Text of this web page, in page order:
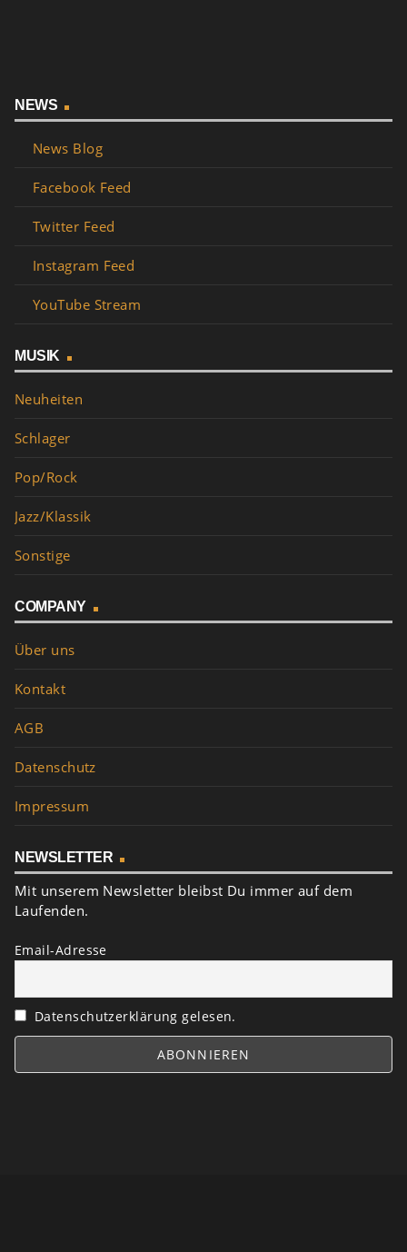
NEWS
News Blog
Facebook Feed
Twitter Feed
Instagram Feed
YouTube Stream
MUSIK
Neuheiten
Schlager
Pop/Rock
Jazz/Klassik
Sonstige
COMPANY
Über uns
Kontakt
AGB
Datenschutz
Impressum
NEWSLETTER
Mit unserem Newsletter bleibst Du immer auf dem
Laufenden.
Email-Adresse
Datenschutzerklärung gelesen.